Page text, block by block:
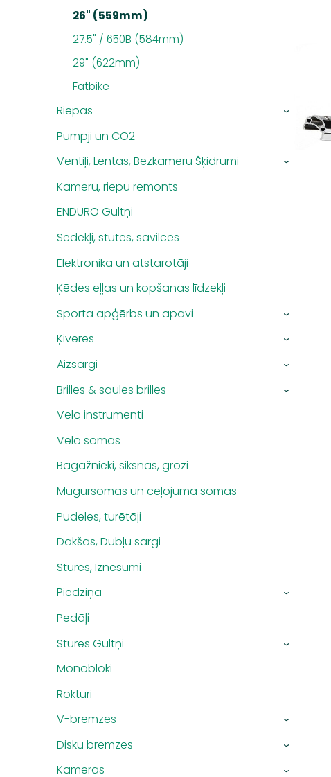
26" (559mm)
27.5" / 650B (584mm)
29" (622mm)
Fatbike
Riepas ›
Pumpji un CO2
Ventiļi, Lentas, Bezkameru Šķidrumi
›
Kameru, riepu remonts
ENDURO Gultņi
Sēdekļi, stutes, savilces
Elektronika un atstarotāji
Ķēdes eļļas un kopšanas līdzekļi
Sporta apģērbs un apavi
›
Ķiveres ›
Aizsargi ›
Brilles & saules brilles ›
Velo instrumenti
Velo somas
Bagāžnieki, siksnas, grozi
Mugursomas un ceļojuma somas
Pudeles, turētāji
Dakšas, Dubļu sargi
Stūres, Iznesumi
Piedziņa
›
Pedāļi
Stūres Gultņi
›
Monobloki
Rokturi
V-bremzes
›
Disku bremzes ›
Kameras ›